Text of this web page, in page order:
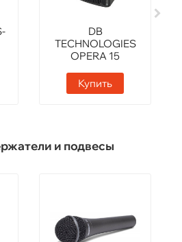
DB
TECHNOLOGIES
OPERA 15
Купить
и подвесы